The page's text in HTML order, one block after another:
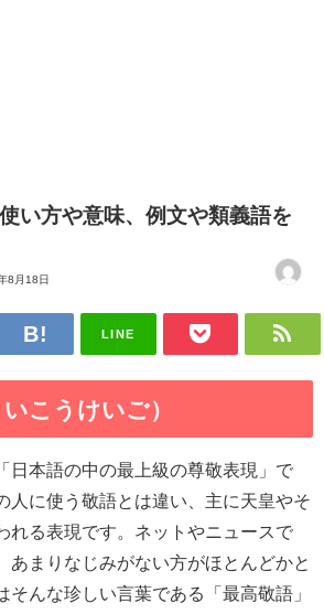
い方や意味、例文や類義語を
8月18日
LINE
こうけいご）
日本語の中の最上級の尊敬表現」で
人に使う敬語とは違い、主に天皇やそ
れる表現です。ネットやニュースで
あまりなじみがない方がほとんどかと
そんな珍しい言葉である「最高敬語」